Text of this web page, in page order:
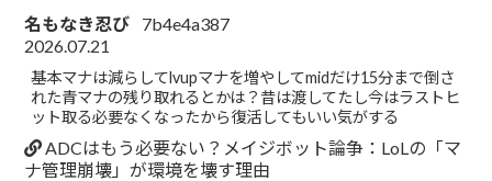
名もなき忍び
7b4e4a387
2026.07.21
基本マナは減らしてlvupマナを増やしてmidだけ15分まで倒さ
れた青マナの残り取れるとかは？昔は渡してたし今はラストヒ
ット取る必要なくなったから復活してもいい気がする
ADCはもう必要ない？メイジボット論争：LoLの「マ
ナ管理崩壊」が環境を壊す理由